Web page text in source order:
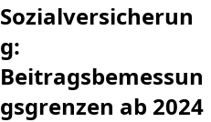
Sozialversicherun
g:
Beitragsbemessun
gsgrenzen ab 2024